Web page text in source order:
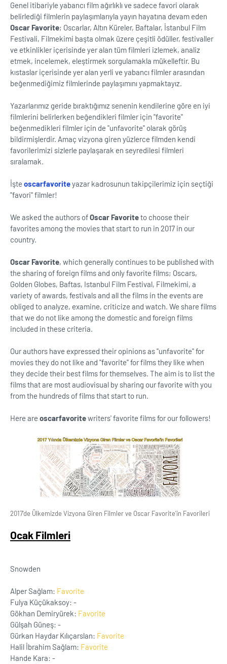
Genel itibariyle yabancı film ağırlıklı ve sadece favori olarak
belirlediği filmlerin paylaşımlarıyla yayın hayatına devam eden
Oscar Favorite; Oscarlar, Altın Küreler, Baftalar, İstanbul Film
Festivali, Filmekimi başta olmak üzere çeşitli ödüller, festivaller
ve etkinlikler içerisinde yer alan tüm filmleri izlemek, analiz
etmek, incelemek, eleştirmek sorgulamakla mükelleftir. Bu
kıstaslar içerisinde yer alan yerli ve yabancı filmler arasından
beğenmediğimiz filmlerinde paylaşımını yapmaktayız.
Yazarlarımız geride bıraktığımız senenin kendilerine göre en iyi
filmlerini belirlerken beğendikleri filmler için ''favorite''
beğenmedikleri filmler için de ''unfavorite'' olarak görüş
bildirmişlerdir. Amaç vizyona giren yüzlerce filmden kendi
favorilerimizi sizlerle paylaşarak en seyredilesi filmleri
sıralamak.
İşte oscarfavoriteyazar kadrosunun takipçilerimiz için seçtiği
''favori'' filmler!
We asked the authors ofOscar Favoriteto choose their
favorites among the movies that start to run in 2017 in our
country.
Oscar Favorite, which generally continues to be published with
the sharing of foreign films and only favorite films; Oscars,
Golden Globes, Baftas, Istanbul Film Festival, Filmekimi, a
variety of awards, festivals and all the films in the events are
obliged to analyze, examine, criticize and watch. We share films
that we do not like among the domestic and foreign films
included in these criteria.
Our authors have expressed their opinions as ''unfavorite'' for
movies they do not like and ''favorite'' for films they like when
they decide their best films for themselves. The aim is to list the
films that are most audiovisual by sharing our favorite with you
from the hundreds of films that start to run.
Here are oscarfavoritewriters' favorite films for our followers!
2017'de Ülkemizde Vizyona Giren Filmler ve Oscar Favorite'in Favorileri
Ocak Filmleri
Snowden
Alper Sağlam: Favorite
Fulya Küçükaksoy: -
Gökhan Demiryürek: Favorite
Gülşah Güneş: -
Gürkan Haydar Kılıçarslan: Favorite
Halil İbrahim Sağlam: Favorite
Hande Kara: -